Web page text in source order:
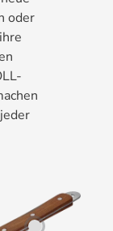
oder